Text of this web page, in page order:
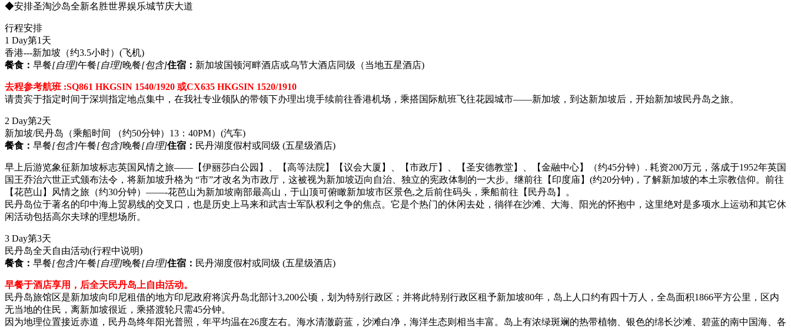
◆安排圣淘沙岛全新名胜世界娱乐城节庆大道
行程安排
1 Day第1天
香港---新加坡（约3.5小时） (飞机)
餐食： 早餐[自理]午餐[自理]晚餐[包含]住宿： 新加坡国顿河畔酒店或乌节大酒店同级（当地五星酒店)
去程参考航班 :SQ861 HKGSIN 1540/1920 或CX635 HKGSIN 1520/1910
请贵宾于指定时间于深圳指定地点集中，在我社专业领队的带领下办理出境手续前往香港机场，乘搭国际航班飞往花园城市——新加坡，到达新加坡后，开始新加坡民丹岛之旅。
2 Day第2天
新加坡/民丹岛（乘船时间 （约50分钟）13：40PM） (汽车)
餐食： 早餐[包含]午餐[包含]晚餐[自理]住宿： 民丹湖度假村或同级 (五星级酒店)
早上后游览象征新加坡标志英国风情之旅——【伊丽莎白公园】、【高等法院】【议会大厦】、【市政厅】、【圣安德教堂】、【金融中心】（约45分钟）. 耗资200万元，落成于1952年英国
国王乔治六世正式颁布法令，将新加坡升格为 “市”才改名为市政厅，这被视为新加坡迈向自治、独立的宪政体制的一大步。继前往【印度庙】(约20分钟)，了解新加坡的本土宗教信仰。前往
【花芭山】风情之旅（约30分钟）——-花芭山为新加坡南部最高山，于山顶可俯瞰新加坡市区景色,之后前住码头，乘船前往【民丹岛】。
民丹岛位于著名的印中海上贸易线的交叉口，也是历史上马来和武吉士军队权利之争的焦点。它是个热门的休闲去处，徜徉在沙滩、大海、阳光的怀抱中，这里绝对是多项水上运动和其它休
闲活动包括高尔夫球的理想场所。
3 Day第3天
民丹岛全天自由活动(行程中说明)
餐食： 早餐[包含]午餐[自理]晚餐[自理]住宿： 民丹湖度假村或同级 (五星级酒店)
早餐于酒店享用，后全天民丹岛上自由活动。
民丹岛旅馆区是新加坡向印尼租借的地方印尼政府将滨丹岛北部计3,200公顷，划为特别行政区；并将此特别行政区租予新加坡80年，岛上人口约有四十万人，全岛面积1866平方公里，区内
无当地的住民，离新加坡很近，乘搭渡轮只需45分钟。
因为地理位置接近赤道，民丹岛终年阳光普照，年平均温在26度左右。海水清澈蔚蓝，沙滩白净，海洋生态则相当丰富。岛上有浓绿斑斓的热带植物、银色的绵长沙滩、碧蓝的南中国海、各